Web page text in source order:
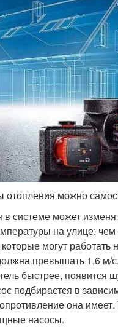
можно
системе может
на улице:
могут работать
превышать 1,6
быстрее, появится
подбирается в
она
насосы.